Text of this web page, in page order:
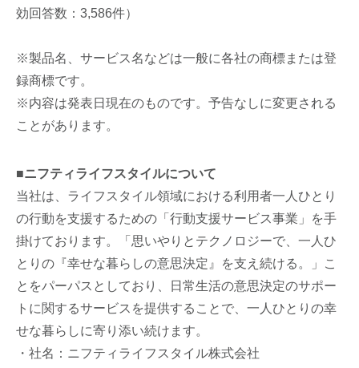
効回答数：3,586件）
※製品名、サービス名などは一般に各社の商標または登
録商標です。
※内容は発表日現在のものです。予告なしに変更される
ことがあります。
■ニフティライフスタイルについて
当社は、ライフスタイル領域における利⽤者⼀⼈ひとり
の⾏動を⽀援するための「⾏動⽀援サービス事業」を⼿
掛けております。「思いやりとテクノロジーで、⼀⼈ひ
とりの『幸せな暮らしの意思決定』を⽀え続ける。」こ
とをパーパスとしており、⽇常⽣活の意思決定のサポー
トに関するサービスを提供することで、⼀⼈ひとりの幸
せな暮らしに寄り添い続けます。
・社名：ニフティライフスタイル株式会社